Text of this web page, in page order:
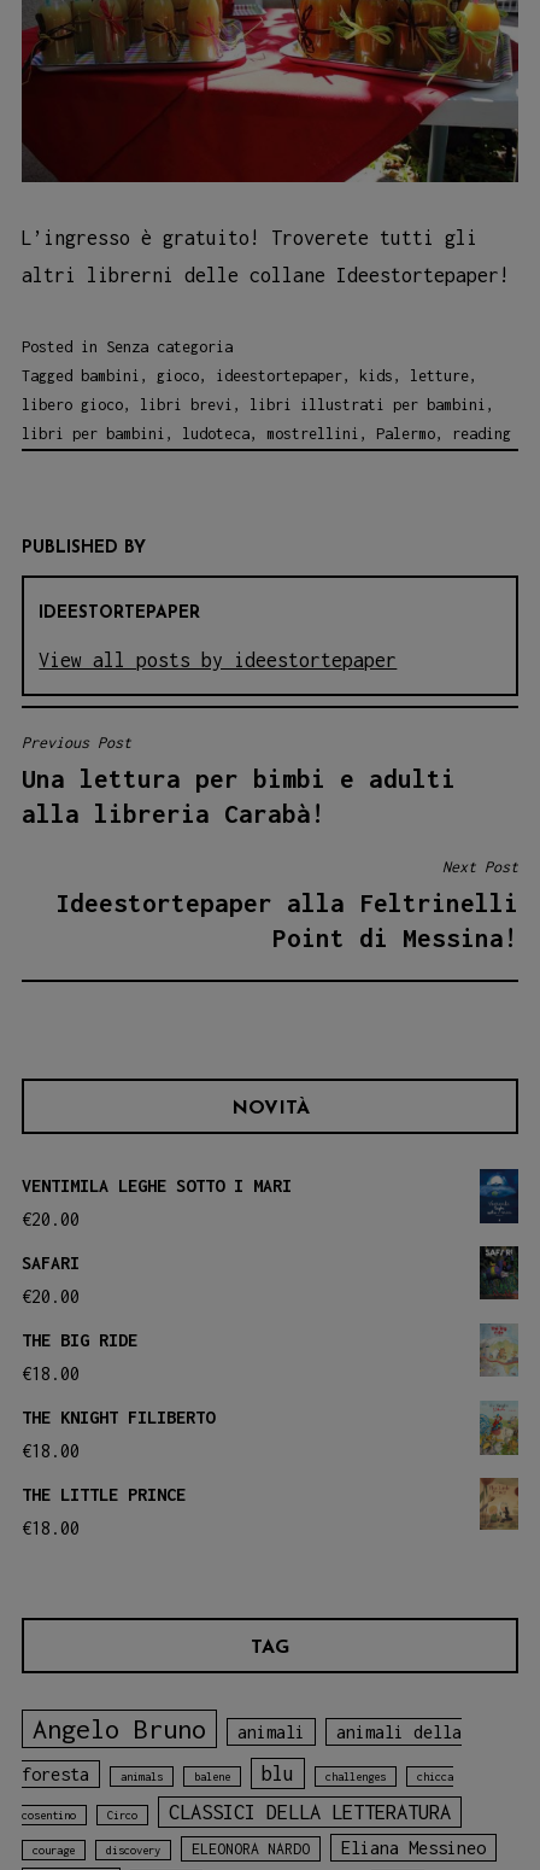
L’ingresso è gratuito! Troverete tutti gli
altri librerni delle collane Ideestortepaper!
Posted in Senza categoria
Tagged bambini , gioco, ideestortepaper, kids , letture,
libero gioco, libri brevi , libri illustrati per bambini ,
libri per bambini , ludoteca, mostrellini , Palermo, reading
PUBLISHED BY
IDEESTORTEPAPER
View all posts by ideestortepaper
NAVIGAZIONE
ARTICOLI
Previous Post
Una lettura per bimbi e adulti
alla libreria Carabà!
Next Post
Ideestortepaper alla Feltrinelli
Point di Messina!
NOVITÀ
VENTIMILA LEGHE SOTTO I MARI
€20.00
SAFARI
€20.00
THE BIG RIDE
€18.00
THE KNIGHT FILIBERTO
€18.00
THE LITTLE PRINCE
€18.00
TAG
Angelo Bruno animali animali della
foresta animals balene blu challenges chicca
cosentino Circo CLASSICI DELLA LETTERATURA
courage discovery ELEONORA NARDO
Eliana Messineo